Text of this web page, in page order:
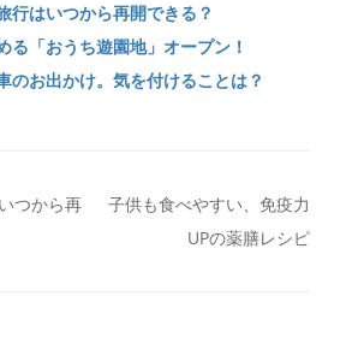
行はいつから再開できる？
る「おうち遊園地」オープン！
のお出かけ。気を付けることは？
つから再
子供も食べやすい、免疫力
UPの薬膳レシピ